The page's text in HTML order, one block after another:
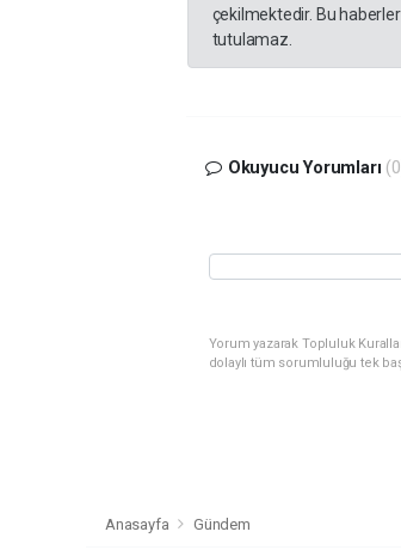
çekilmektedir. Bu
tutulamaz.
Okuyucu Yorumları
Yorum yazarak Topluluk
dolaylı tüm sorumluluğu tek
Anasayfa Gündem